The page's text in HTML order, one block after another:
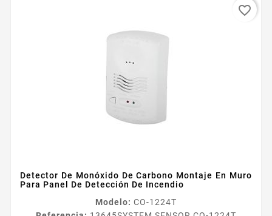
Detector De Monóxido De Carbono Montaje En Muro
Para Panel De Detección De Incendio
Modelo: CO-1224T
favorite_border